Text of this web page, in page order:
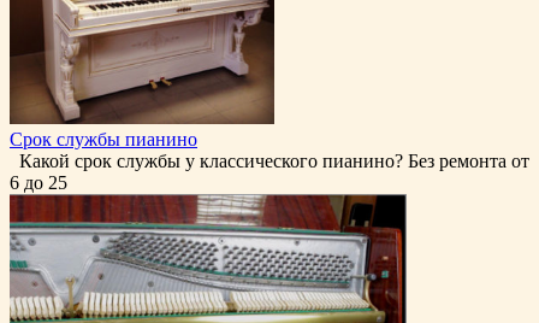
Срок службы пианино
Какой срок службы у классического пианино? Без ремонта от
6 до 25